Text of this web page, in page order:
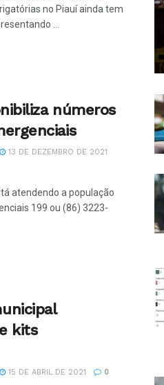
no Piauí ainda tem
...
números
13 DE DEZEMBRO DE 2021
atendendo a população
199 ou (86) 3223-
kits
15 DE ABRIL DE 2021 0